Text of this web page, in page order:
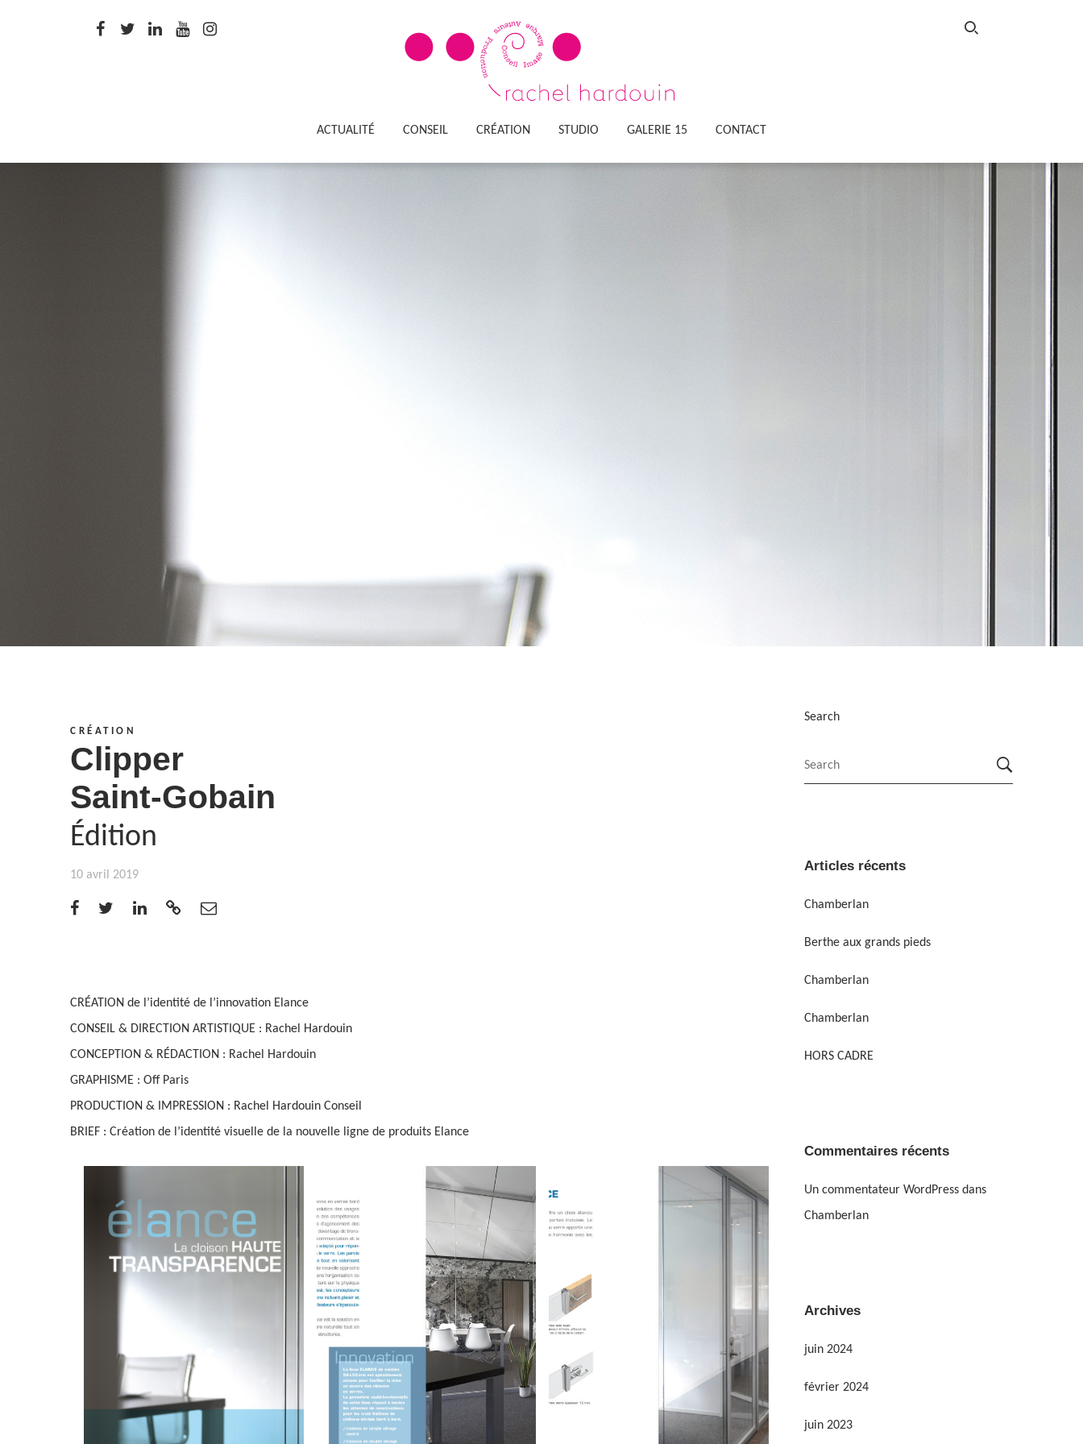
ACTUALITÉ CONSEIL CRÉATION STUDIO GALERIE 15 CONTACT
CRÉATION
Clipper
Saint-Gobain
Édition
10 avril 2019
CRÉATION de l’identité de l’innovation Elance
CONSEIL & DIRECTION ARTISTIQUE : Rachel Hardouin
CONCEPTION & RÉDACTION : Rachel Hardouin
GRAPHISME : Off Paris
PRODUCTION & IMPRESSION : Rachel Hardouin Conseil
BRIEF : Création de l’identité visuelle de la nouvelle ligne de produits Elance
Search
Articles récents
Chamberlan
Berthe aux grands pieds
Chamberlan
Chamberlan
HORS CADRE
Commentaires récents
Un commentateur WordPressdans
Chamberlan
Archives
juin 2024
février 2024
juin 2023